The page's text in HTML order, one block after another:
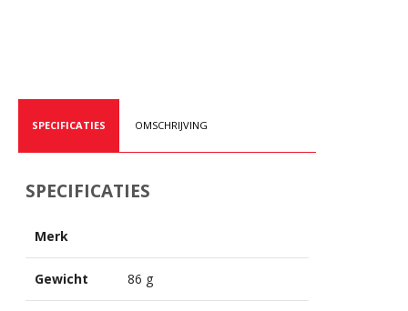
SPECIFICATIES OMSCHRIJVING
SPECIFICATIES
Merk
Gewicht 86 g